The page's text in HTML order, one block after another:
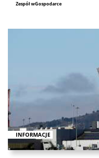
Zespół wGospodarce
INFORMACJE